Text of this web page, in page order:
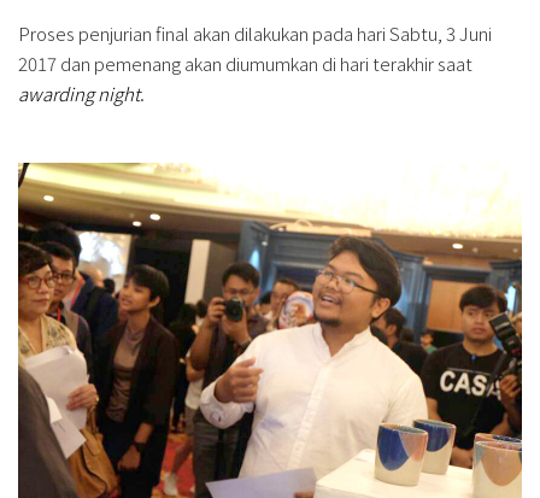
Proses penjurian final akan dilakukan pada hari Sabtu, 3 Juni
2017 dan pemenang akan diumumkan di hari terakhir saat
awarding night.